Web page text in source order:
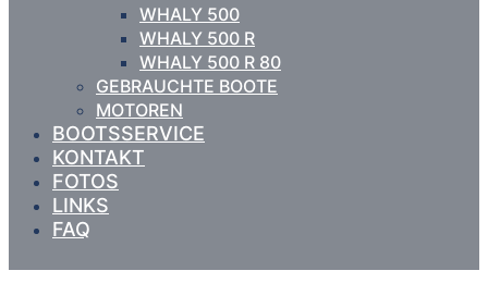
WHALY 500
WHALY 500 R
WHALY 500 R 80
GEBRAUCHTE BOOTE
MOTOREN
BOOTSSERVICE
KONTAKT
FOTOS
LINKS
FAQ